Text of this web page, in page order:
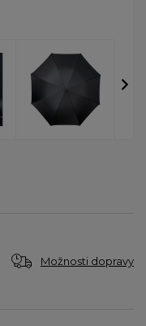
Možnosti dopravy